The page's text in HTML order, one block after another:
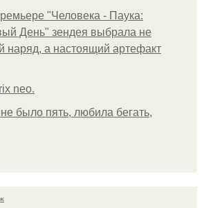
"Человека - Паука:
День" зендея выбрала не
наряд, а настоящий артефакт
neo.
было пять, любила бегать,